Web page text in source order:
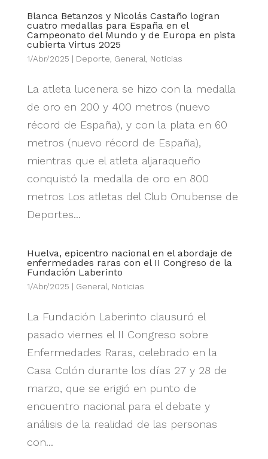
Blanca Betanzos y Nicolás Castaño logran
cuatro medallas para España en el
Campeonato del Mundo y de Europa en pista
cubierta Virtus 2025
1/Abr/2025 | Deporte General Noticias
La atleta lucenera se hizo con la medalla
de oro en 200 y 400 metros (nuevo
récord de España), y con la plata en 60
metros (nuevo récord de España),
mientras que el atleta aljaraqueño
conquistó la medalla de oro en 800
metros Los atletas del Club Onubense de
Deportes...
Huelva, epicentro nacional en el abordaje de
enfermedades raras con el II Congreso de la
Fundación Laberinto
1/Abr/2025 | General Noticias
La Fundación Laberinto clausuró el
pasado viernes el II Congreso sobre
Enfermedades Raras, celebrado en la
Casa Colón durante los días 27 y 28 de
marzo, que se erigió en punto de
encuentro nacional para el debate y
análisis de la realidad de las personas
con...